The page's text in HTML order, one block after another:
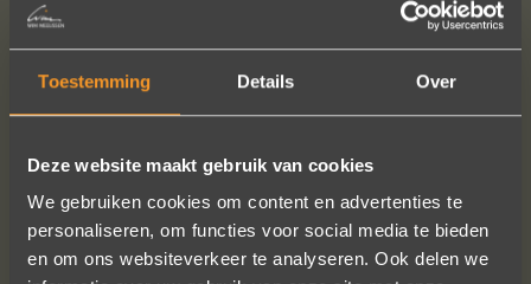
Toestemming Details Over
Deze website maakt gebruik van cookies
We gebruiken cookies om content en advertenties te
personaliseren, om functies voor social media te bieden
en om ons websiteverkeer te analyseren. Ook delen we